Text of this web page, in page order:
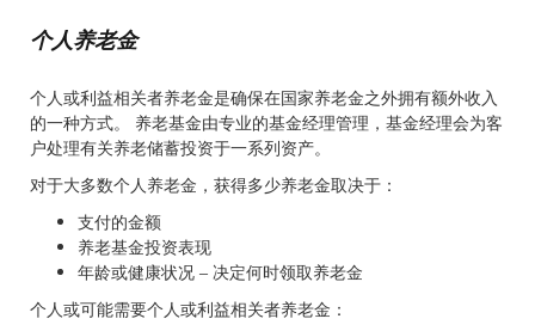
个人养老金
个人或利益相关者养老金是确保在国家养老金之外拥有额外收入
的一种方式。 养老基金由专业的基金经理管理，基金经理会为客
户处理有关养老储蓄投资于一系列资产。
对于大多数个人养老金，获得多少养老金取决于：
支付的金额
养老基金投资表现
年龄或健康状况 – 决定何时领取养老金
个人或可能需要个人或利益相关者养老金：